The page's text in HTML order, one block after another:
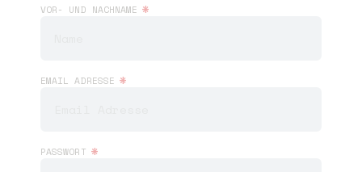
VOR- UND NACHNAME*
EMAIL ADRESSE*
PASSWORT*